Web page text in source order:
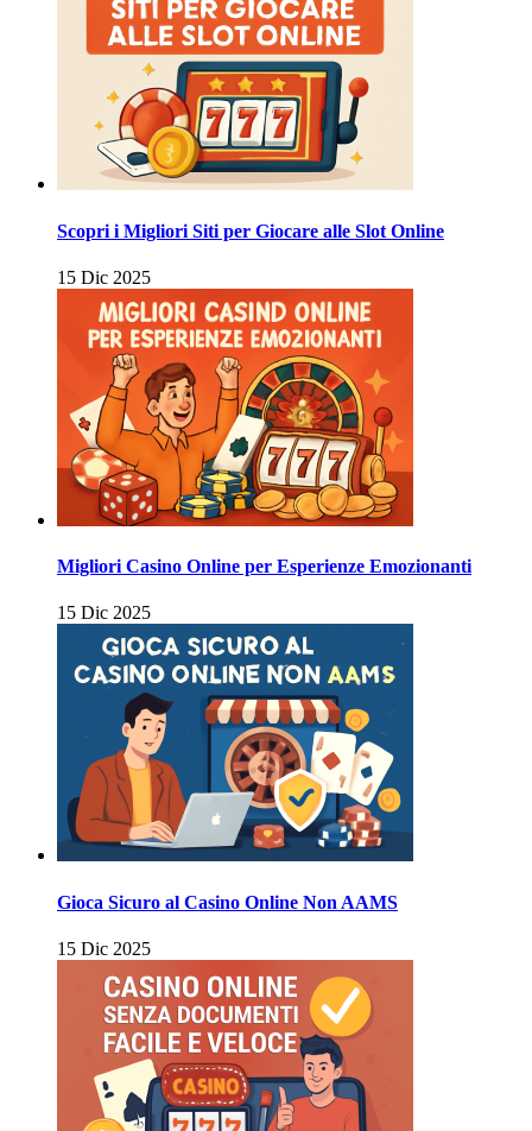
Scopri i Migliori Siti per Giocare alle Slot Online
15 Dic 2025
Migliori Casino Online per Esperienze Emozionanti
15 Dic 2025
Gioca Sicuro al Casino Online Non AAMS
15 Dic 2025